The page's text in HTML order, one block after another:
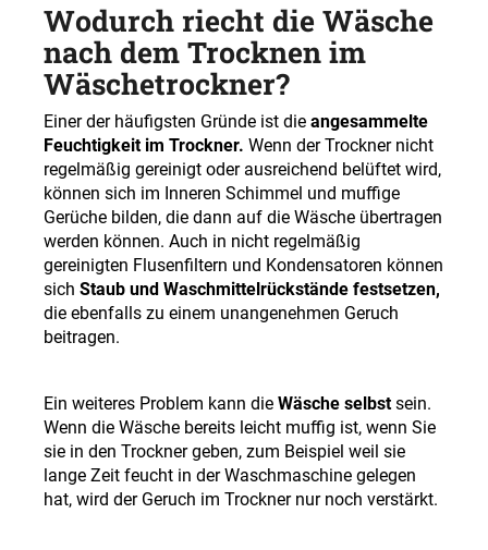
Wodurch riecht die Wäsche
nach dem Trocknen im
Wäschetrockner?
Einer der häufigsten Gründe ist die angesammelte
Feuchtigkeit im Trockner. Wenn der Trockner nicht
regelmäßig gereinigt oder ausreichend belüftet wird,
können sich im Inneren Schimmel und muffige
Gerüche bilden, die dann auf die Wäsche übertragen
werden können. Auch in nicht regelmäßig
gereinigten Flusenfiltern und Kondensatoren können
sich Staub und Waschmittelrückstände festsetzen,
die ebenfalls zu einem unangenehmen Geruch
beitragen.
Ein weiteres Problem kann die Wäsche selbstsein.
Wenn die Wäsche bereits leicht muffig ist, wenn Sie
sie in den Trockner geben, zum Beispiel weil sie
lange Zeit feucht in der Waschmaschine gelegen
hat, wird der Geruch im Trockner nur noch verstärkt.